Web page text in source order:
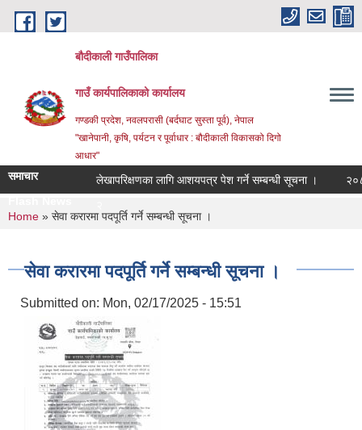
Skip to main content
बौदीकाली गाउँपालिका
गाउँ कार्यपालिकाको कार्यालय
गण्डकी प्रदेश, नवलपरासी (बर्दघाट सुस्ता पूर्व), नेपाल
"खानेपानी, कृषि, पर्यटन र पूर्वाधार : बौदीकाली विकासको दिगो
आधार"
समाचार लेखापरिक्षणका लागि आशयपत्र पेश गर्ने सम्बन्धी सूचना ।
२०८३
You are here
Home » सेवा करारमा पदपूर्ति गर्ने सम्बन्धी सूचना ।
सेवा करारमा पदपूर्ति गर्ने सम्बन्धी सूचना ।
Submitted on: Mon, 02/17/2025 - 15:51